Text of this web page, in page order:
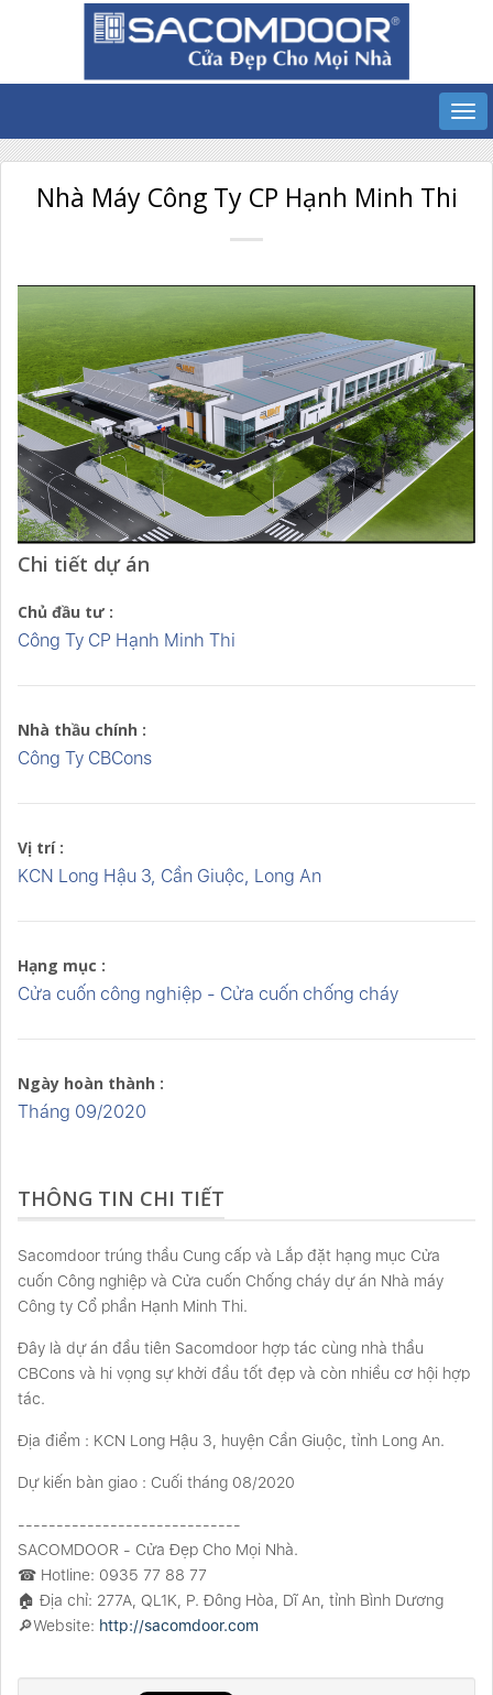
Nhà Máy Công Ty CP Hạnh Minh Thi
Chi tiết dự án
Chủ đầu tư :
Công Ty CP Hạnh Minh Thi
Nhà thầu chính :
Công Ty CBCons
Vị trí :
KCN Long Hậu 3, Cần Giuộc, Long An
Hạng mục :
Cửa cuốn công nghiệp - Cửa cuốn chống cháy
Ngày hoàn thành :
Tháng 09/2020
THÔNG TIN CHI TIẾT
Sacomdoor trúng thầu Cung cấp và Lắp đặt hạng mục Cửa
cuốn Công nghiệp và Cửa cuốn Chống cháy dự án Nhà máy
Công ty Cổ phần Hạnh Minh Thi.
Đây là dự án đầu tiên Sacomdoor hợp tác cùng nhà thầu
CBCons và hi vọng sự khởi đầu tốt đẹp và còn nhiều cơ hội hợp
tác.
Địa điểm : KCN Long Hậu 3, huyện Cần Giuộc, tỉnh Long An.
Dự kiến bàn giao : Cuối tháng 08/2020
-----------------------------
SACOMDOOR - Cửa Đẹp Cho Mọi Nhà.
☎ Hotline: 0935 77 88 77
🏠 Địa chỉ: 277A, QL1K, P. Đông Hòa, Dĩ An, tỉnh Bình Dương
🔎Website: http://sacomdoor.com